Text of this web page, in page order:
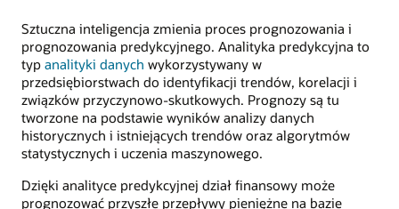
Sztuczna inteligencja zmienia proces prognozowania i
prognozowania predykcyjnego. Analityka predykcyjna to
typ analityki danych wykorzystywany w
przedsiębiorstwach do identyfikacji trendów, korelacji i
związków przyczynowo-skutkowych. Prognozy są tu
tworzone na podstawie wyników analizy danych
historycznych i istniejących trendów oraz algorytmów
statystycznych i uczenia maszynowego.
Dzięki analityce predykcyjnej dział finansowy może
prognozować przyszłe przepływy pieniężne na bazie